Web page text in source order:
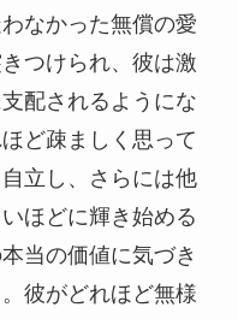
なかった無償の愛
つけられ、彼は激
配されるようにな
ど疎ましく思って
立し、さらには他
ほどに輝き始める
当の価値に気づき
彼がどれほど無様